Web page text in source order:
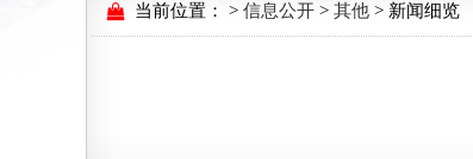
当前位置： > 信息公开 > 其他 > 新闻细览